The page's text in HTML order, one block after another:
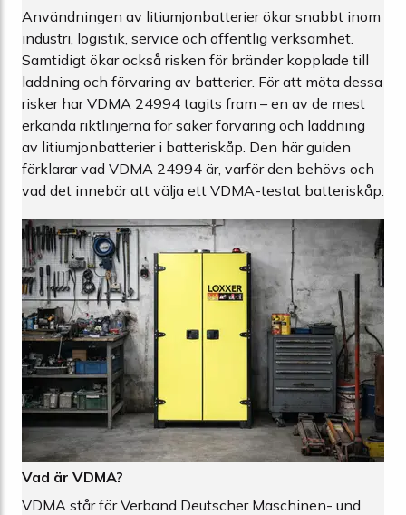
Användningen av litiumjonbatterier ökar snabbt inom
industri, logistik, service och offentlig verksamhet.
Samtidigt ökar också risken för bränder kopplade till
laddning och förvaring av batterier. För att möta dessa
risker har VDMA 24994 tagits fram – en av de mest
erkända riktlinjerna för säker förvaring och laddning
av litiumjonbatterier i batteriskåp. Den här guiden
förklarar vad VDMA 24994 är, varför den behövs och
vad det innebär att välja ett VDMA-testat batteriskåp.
Vad är VDMA?
VDMA står för Verband Deutscher Maschinen- und